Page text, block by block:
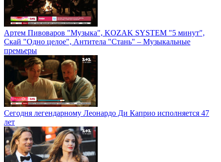
Артем Пивоваров "Музыка", KOZAK SYSTEM "5 минут",
Скай "Одно целое", Антитела "Стань" – Музыкальные
премьеры
Сегодня легендарному Леонардо Ди Каприо исполняется 47
лет